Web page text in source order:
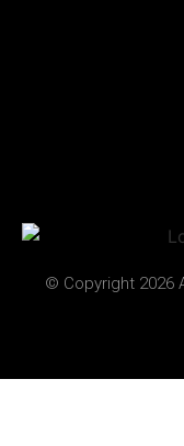
© Copyright 2026